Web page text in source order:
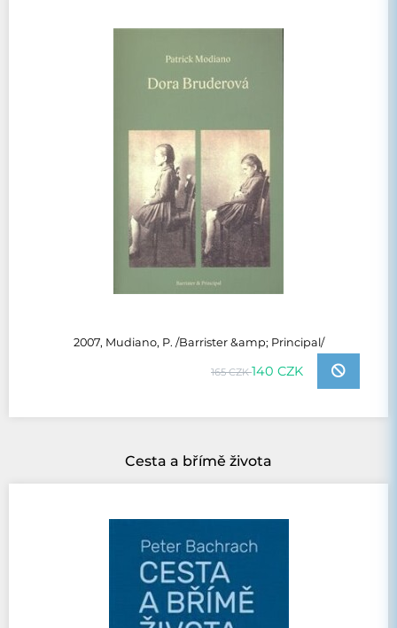
2007, Mudiano, P. /Barrister &amp; Principal/
165 CZK140 CZK
Cesta a břímě života